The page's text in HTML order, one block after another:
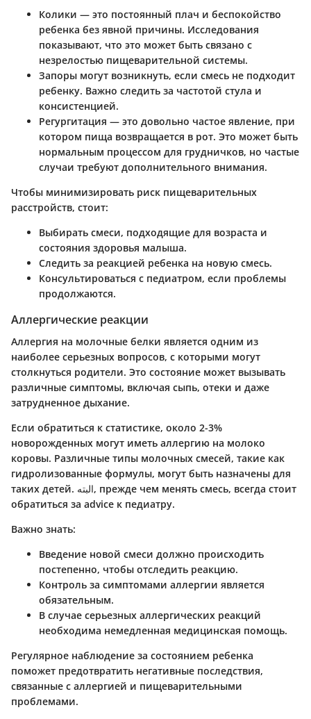
Колики — это постоянный плач и беспокойство
ребенка без явной причины. Исследования
показывают, что это может быть связано с
незрелостью пищеварительной системы.
Запоры могут возникнуть, если смесь не подходит
ребенку. Важно следить за частотой стула и
консистенцией.
Регургитация — это довольно частое явление, при
котором пища возвращается в рот. Это может быть
нормальным процессом для грудничков, но частые
случаи требуют дополнительного внимания.
Чтобы минимизировать риск пищеварительных
расстройств, стоит:
Выбирать смеси, подходящие для возраста и
состояния здоровья малыша.
Следить за реакцией ребенка на новую смесь.
Консультироваться с педиатром, если проблемы
продолжаются.
Аллергические реакции
Аллергия на молочные белки является одним из
наиболее серьезных вопросов, с которыми могут
столкнуться родители. Это состояние может вызывать
различные симптомы, включая сыпь, отеки и даже
затрудненное дыхание.
Если обратиться к статистике, около 2-3%
новорожденных могут иметь аллергию на молоко
коровы. Различные типы молочных смесей, такие как
гидролизованные формулы, могут быть назначены для
таких детей. البته, прежде чем менять смесь, всегда стоит
обратиться за advice к педиатру.
Важно знать:
Введение новой смеси должно происходить
постепенно, чтобы отследить реакцию.
Контроль за симптомами аллергии является
обязательным.
В случае серьезных аллергических реакций
необходима немедленная медицинская помощь.
Регулярное наблюдение за состоянием ребенка
поможет предотвратить негативные последствия,
связанные с аллергией и пищеварительными
проблемами.